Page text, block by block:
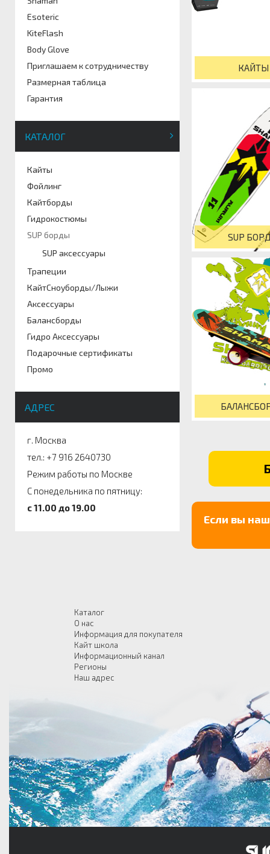
Esoteric
KiteFlash
Body Glove
Приглашаем к сотрудничеству
Размерная таблица
Гарантия
КАТАЛОГ
Кайты
Фойлинг
Кайтборды
Гидрокостюмы
SUP борды
SUP аксессуары
Трапеции
КайтСноуборды/Лыжи
Аксессуары
Балансборды
Гидро Аксессуары
Подарочные сертификаты
Промо
АДРЕС
г. Москва
тел.: +7 916 2640730
Режим работы по Москве
С понедельника по пятницу:
c 11.00 до 19.00
КАЙТЫ
SUP
Если вы
Каталог
О нас
Информация для покупателя
Кайт школа
Информационный канал
Регионы
Наш адрес